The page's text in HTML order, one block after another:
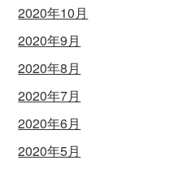
2020年10月
2020年9月
2020年8月
2020年7月
2020年6月
2020年5月